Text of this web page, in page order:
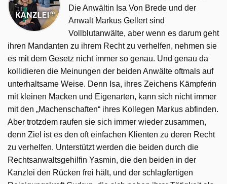
Die Anwältin Isa Von Brede und der
Anwalt Markus Gellert sind
Vollblutanwälte, aber wenn es darum geht
ihren Mandanten zu ihrem Recht zu verhelfen, nehmen sie
es mit dem Gesetz nicht immer so genau. Und genau da
kollidieren die Meinungen der beiden Anwälte oftmals auf
unterhaltsame Weise. Denn Isa, ihres Zeichens Kämpferin
mit kleinen Macken und Eigenarten, kann sich nicht immer
mit den „Machenschaften“ ihres Kollegen Markus abfinden.
Aber trotzdem raufen sie sich immer wieder zusammen,
denn Ziel ist es den oft einfachen Klienten zu deren Recht
zu verhelfen. Unterstützt werden die beiden durch die
Rechtsanwaltsgehilfin Yasmin, die den beiden in der
Kanzlei den Rücken frei hält, und der schlagfertigen